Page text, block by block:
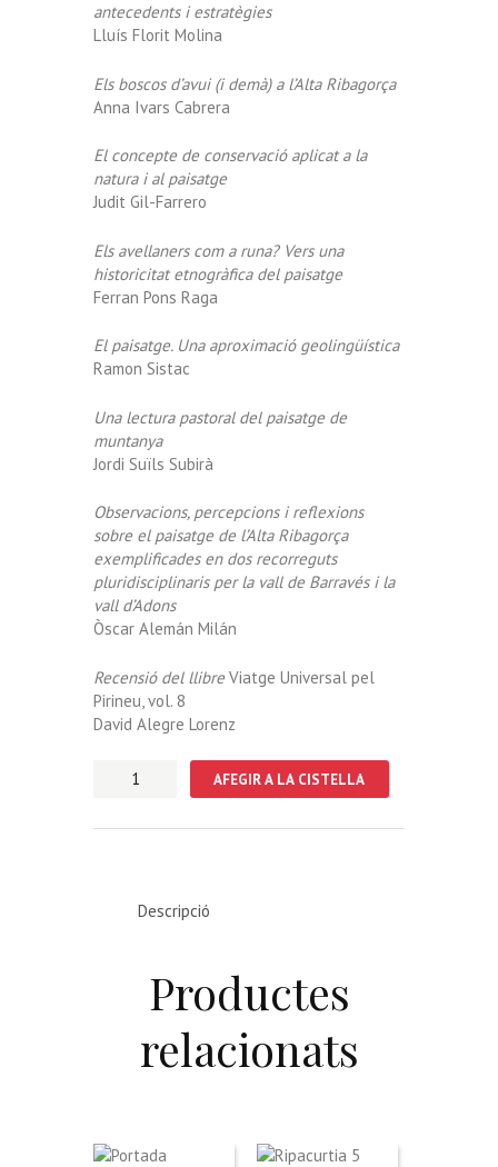
antecedents i estratègies
Lluís Florit Molina
Els boscos d’avui (i demà) a l’Alta Ribagorça
Anna Ivars Cabrera
El concepte de conservació aplicat a la
natura i al paisatge
Judit Gil-Farrero
Els avellaners com a runa? Vers una
historicitat etnogràfica del paisatge
Ferran Pons Raga
El paisatge. Una aproximació geolingüística
Ramon Sistac
Una lectura pastoral del paisatge de
muntanya
Jordi Suïls Subirà
Observacions, percepcions i reflexions
sobre el paisatge de l’Alta Ribagorça
exemplificades en dos recorreguts
pluridisciplinaris per la vall de Barravés i la
vall d’Adons
Òscar Alemán Milán
Recensió del llibreViatge Universal pel
Pirineu, vol. 8
David Alegre Lorenz
quantitat
Ribagorçà
AFEGIR A LA CISTELLA
Descripció
Productes
relacionats